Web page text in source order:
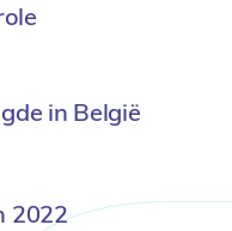
in België
2022